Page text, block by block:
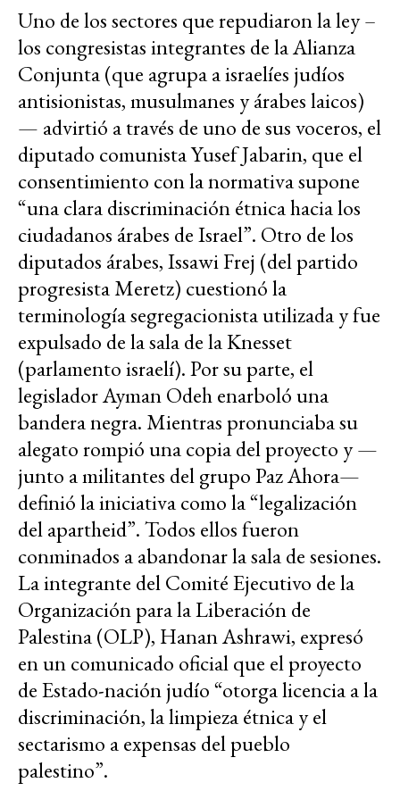
Uno de los sectores que repudiaron la ley –
los congresistas integrantes de la Alianza
Conjunta (que agrupa a israelíes judíos
antisionistas, musulmanes y árabes laicos)
— advirtió a través de uno de sus voceros, el
diputado comunista Yusef Jabarin, que el
consentimiento con la normativa supone
“una clara discriminación étnica hacia los
ciudadanos árabes de Israel”. Otro de los
diputados árabes, Issawi Frej (del partido
progresista Meretz) cuestionó la
terminología segregacionista utilizada y fue
expulsado de la sala de la Knesset
(parlamento israelí). Por su parte, el
legislador Ayman Odeh enarboló una
bandera negra. Mientras pronunciaba su
alegato rompió una copia del proyecto y —
junto a militantes del grupo Paz Ahora—
definió la iniciativa como la “legalización
del apartheid”. Todos ellos fueron
conminados a abandonar la sala de sesiones.
La integrante del Comité Ejecutivo de la
Organización para la Liberación de
Palestina (OLP), Hanan Ashrawi, expresó
en un comunicado oficial que el proyecto
de Estado-nación judío “otorga licencia a la
discriminación, la limpieza étnica y el
sectarismo a expensas del pueblo
palestino”.